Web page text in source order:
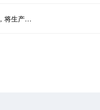
财联社4月15日电，铠侠宣布半导体制造工厂（Fab7）秋天投入营运，将生产3D NAND。